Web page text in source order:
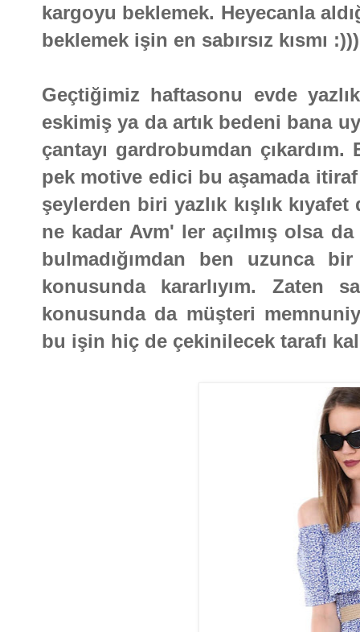
kargoyu beklemek. Heyecanla
beklemek işin en sabırsız kısmı :)))
Geçtiğimiz haftasonu evde
eskimiş ya da artık bedeni bana
çantayı gardrobumdan
pek motive edici bu aşamada
şeylerden biri yazlık kışlık
ne kadar Avm' ler açılmış olsa
bulmadığımdan ben uzunca
konusunda kararlıyım. Zaten
konusunda da müşteri
bu işin hiç de çekinilecek tarafı